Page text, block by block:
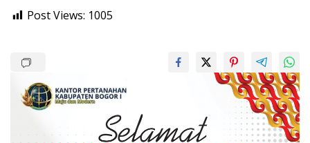
Post Views: 1005